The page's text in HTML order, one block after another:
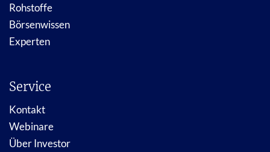
Rohstoffe
Börsenwissen
Experten
Service
Kontakt
Webinare
Über Investor